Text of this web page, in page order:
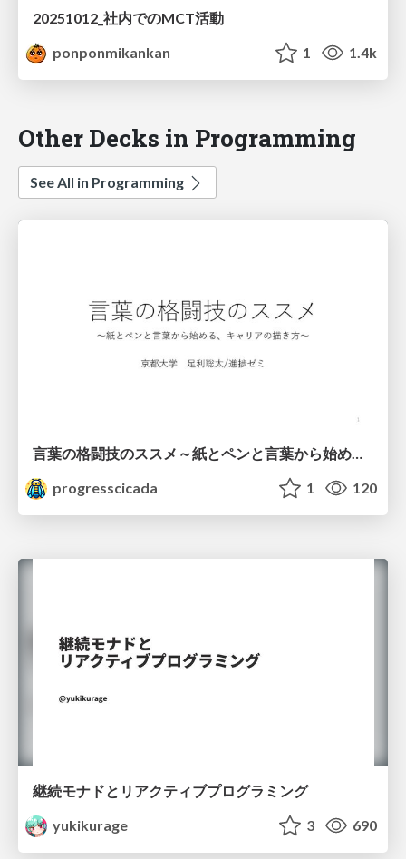
20251012_社内でのMCT活動
ponponmikankan
1 1.4k
Other Decks in Programming
See All in Programming
progresscicada
1 120
継続モナドとリアクティブプログラミング
yukikurage
3 690